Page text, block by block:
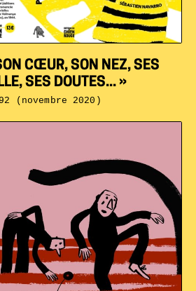
CŒUR, SON NEZ, SES
SES DOUTES... »
(novembre 2020)